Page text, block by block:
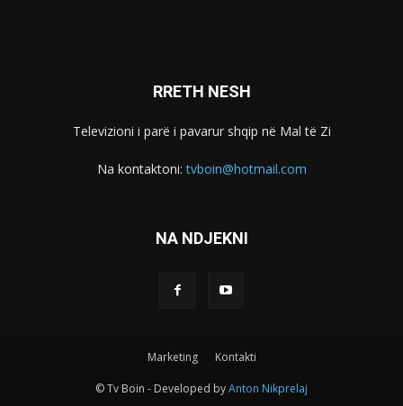
RRETH NESH
Televizioni i parë i pavarur shqip në Mal të Zi
Na kontaktoni:tvboin@hotmail.com
NA NDJEKNI
Marketing Kontakti
© Tv Boin - Developed byAnton Nikprelaj